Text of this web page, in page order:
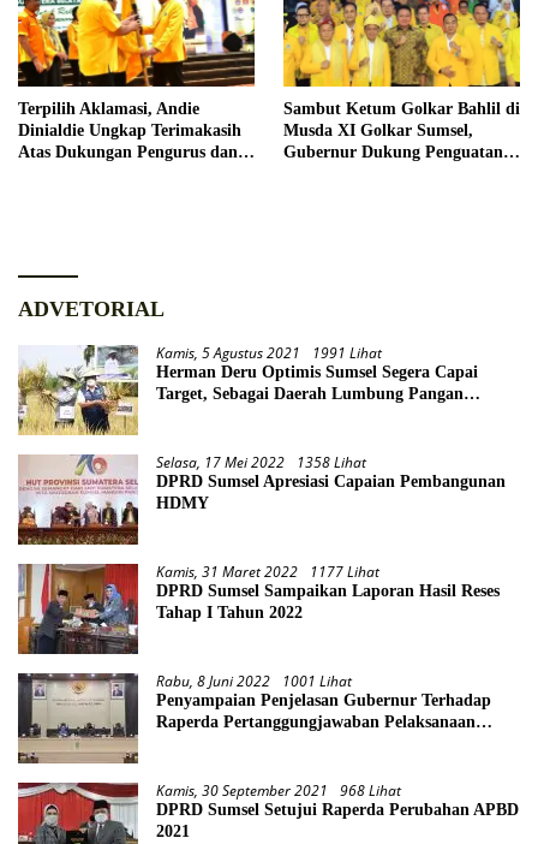
Terpilih Aklamasi, Andie
Dinialdie Ungkap Terimakasih
Atas Dukungan Pengurus dan
Sambut Ketum Golkar Bahlil di
Musda XI Golkar Sumsel,
Gubernur Dukung Penguatan
ADVETORIAL
Kamis, 5 Agustus 2021 1991 Lihat
Herman Deru Optimis Sumsel Segera Capai
Target, Sebagai Daerah Lumbung Pangan
Selasa, 17 Mei 2022 1358 Lihat
DPRD Sumsel Apresiasi Capaian Pembangunan
HDMY
Kamis, 31 Maret 2022 1177 Lihat
DPRD Sumsel Sampaikan Laporan Hasil Reses
Tahap I Tahun 2022
Rabu, 8 Juni 2022 1001 Lihat
Penyampaian Penjelasan Gubernur Terhadap
Raperda Pertanggungjawaban Pelaksanaan
Kamis, 30 September 2021 968 Lihat
DPRD Sumsel Setujui Raperda Perubahan APBD
2021